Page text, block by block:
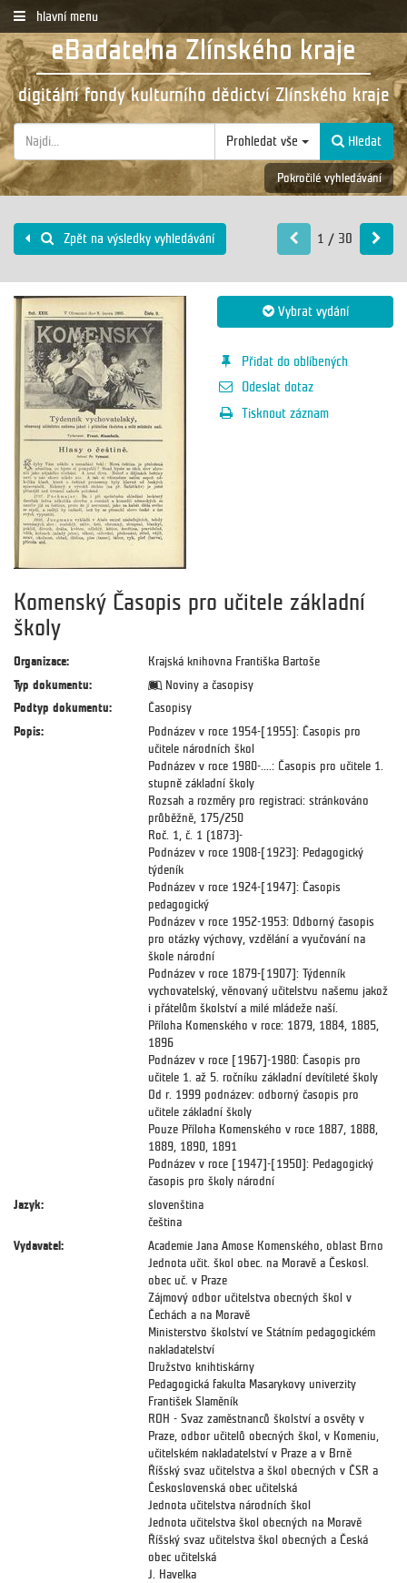
hlavní menu
eBadatelna Zlínského kraje
digitální fondy kulturního dědictví Zlínského kraje
Prohledat vše Hledat
Pokročilé vyhledávání
Zpět na výsledky vyhledávání 1 / 30
Vybrat vydání
Přidat do oblíbených
Odeslat dotaz
Tisknout záznam
Komenský Časopis pro učitele základní
školy
Organizace:
Krajská knihovna Františka Bartoše
Typ dokumentu:
Noviny a časopisy
Podtyp dokumentu:
Časopisy
Popis:
Podnázev v roce 1954-[1955]: Časopis pro
učitele národních škol
Podnázev v roce 1980-....: Časopis pro učitele 1.
stupně základní školy
Rozsah a rozměry pro registraci: stránkováno
průběžně, 175/250
Roč. 1, č. 1 (1873)-
Podnázev v roce 1908-[1923]: Pedagogický
týdeník
Podnázev v roce 1924-[1947]: Časopis
pedagogický
Podnázev v roce 1952-1953: Odborný časopis
pro otázky výchovy, vzdělání a vyučování na
škole národní
Podnázev v roce 1879-[1907]: Týdenník
vychovatelský, věnovaný učitelstvu našemu jakož
i přátelům školství a milé mládeže naší.
Příloha Komenského v roce: 1879, 1884, 1885,
1896
Podnázev v roce [1967]-1980: Časopis pro
učitele 1. až 5. ročníku základní devítileté školy
Od r. 1999 podnázev: odborný časopis pro
učitele základní školy
Pouze Příloha Komenského v roce 1887, 1888,
1889, 1890, 1891
Podnázev v roce [1947]-[1950]: Pedagogický
časopis pro školy národní
Jazyk:
slovenština
čeština
Vydavatel:
Academie Jana Amose Komenského, oblast Brno
Jednota učit. škol obec. na Moravě a Českosl.
obec uč. v Praze
Zájmový odbor učitelstva obecných škol v
Čechách a na Moravě
Ministerstvo školství ve Státním pedagogickém
nakladatelství
Družstvo knihtiskárny
Pedagogická fakulta Masarykovy univerzity
František Slaměník
ROH - Svaz zaměstnanců školství a osvěty v
Praze, odbor učitelů obecných škol, v Komeniu,
učitelském nakladatelství v Praze a v Brně
Říšský svaz učitelstva a škol obecných v ČSR a
Československá obec učitelská
Jednota učitelstva národních škol
Jednota učitelstva škol obecných na Moravě
Říšský svaz učitelstva škol obecných a Česká
obec učitelská
J. Havelka